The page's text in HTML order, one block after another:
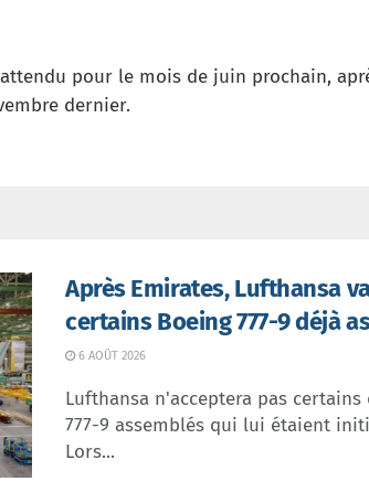
pour le mois de juin prochain,
dernier.
Après Emirates, Lufthansa
certains Boeing 777-9 déjà
6 AOÛT 2026
Lufthansa n'acceptera pas
777-9 assemblés qui lui étaient
Lors...